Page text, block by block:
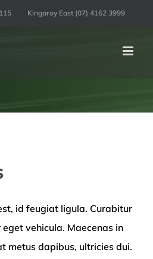
Kingaroy East (07) 4162 3999
id feugiat ligula. Curabitur
vehicula. Maecenas in
metus dapibus, ultricies dui.